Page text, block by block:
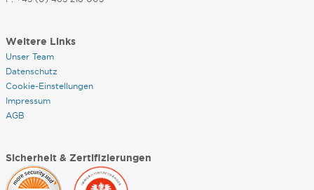
Weitere Links
Unser Team
Datenschutz
Cookie-Einstellungen
Impressum
AGB
Sicherheit & Zertifizierungen